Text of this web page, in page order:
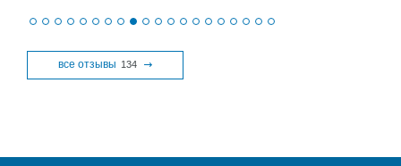
все отзывы 134